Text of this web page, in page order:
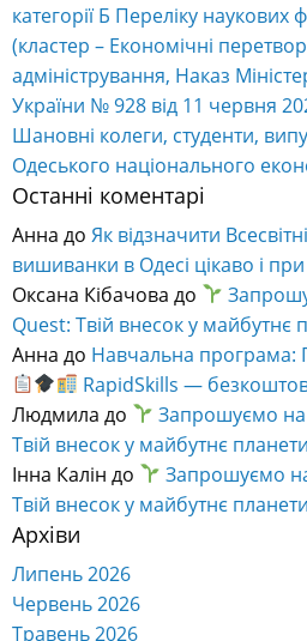
категорії Б Переліку
(кластер – Економічні
адміністрування, Наказ
України № 928 від 11 червня
Шановні колеги, студенти,
Одеського національного
Останні коментарі
Анна до Як відзначити
вишиванки в Одесі цікаво і
Оксана Кібачова до
Quest: Твій внесок у майбутнє
Анна до Навчальна програма:
RapidSkills —
Людмила до
Запрошуємо на
Твій внесок у майбутнє
Інна Калін до
Запрошуємо
Твій внесок у майбутнє
Архіви
Липень 2026
Червень 2026
Травень 2026